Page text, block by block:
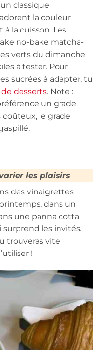
classique
la couleur
la cuisson. Les
no-bake matcha-
verts du dimanche
à tester. Pour
sucrées à adapter, tu
desserts. Note :
un grade
le grade
les plaisirs
des vinaigrettes
dans un
une panna cotta
les invités.
trouveras vite
!